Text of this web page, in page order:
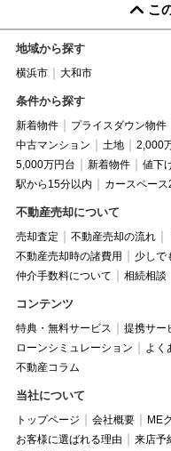
こ
地域から探す
横浜市 大和市
条件から探す
新着物件 プライスダウン物件
中古マンション
土地 2,000
5,000万円台
新着物件 値下
駅から15分以内
カースペース
不動産売却について
売却査定 不動産売却の流れ
不動産売却時の諸費用
少しで
仲介手数料について
相続相談
コンテンツ
特典・無料サービス 提携サー
ローンシミュレーション
よく
不動産コラム
当社について
トップページ 会社概要 ME
お客様に選ばれる理由
来店予